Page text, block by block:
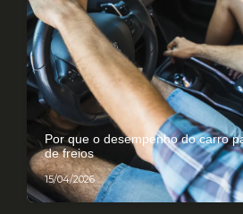
Por que o desempenho do carro
de freios
15/04/2026